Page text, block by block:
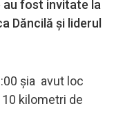
au fost invitate la
Dăncilă şi liderul
şia avut loc
kilometri de